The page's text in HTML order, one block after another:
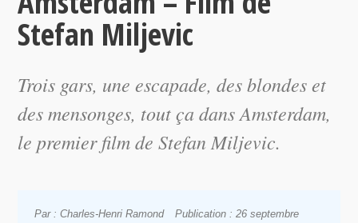
Stefan Miljevic
Trois gars, une escapade, des blondes et
des mensonges, tout ça dansAmsterdam,
le premier film de Stefan Miljevic.
Par : Charles-Henri Ramond
Publication : 26 septembre